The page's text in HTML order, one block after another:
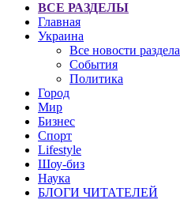
ВСЕ РАЗДЕЛЫ
Главная
Украина
Все новости раздела
События
Политика
Город
Мир
Бизнес
Спорт
Lifestyle
Шоу-биз
Наука
БЛОГИ ЧИТАТЕЛЕЙ